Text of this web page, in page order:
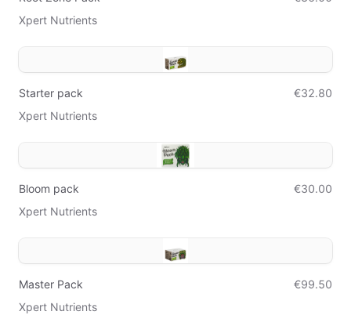
Xpert Nutrients
Starter pack
€32.80
Xpert Nutrients
Bloom pack
€30.00
Xpert Nutrients
Master Pack
€99.50
Xpert Nutrients